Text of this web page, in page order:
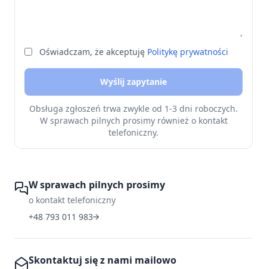
Oświadczam, że akceptuję Politykę prywatności
Wyślij zapytanie
Obsługa zgłoszeń trwa zwykle od 1-3 dni roboczych.
W sprawach pilnych prosimy również o kontakt
telefoniczny.
W sprawach pilnych prosimy
o kontakt telefoniczny
+48 793 011 983
Skontaktuj się z nami mailowo